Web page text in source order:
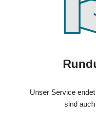
Unser Service
sind